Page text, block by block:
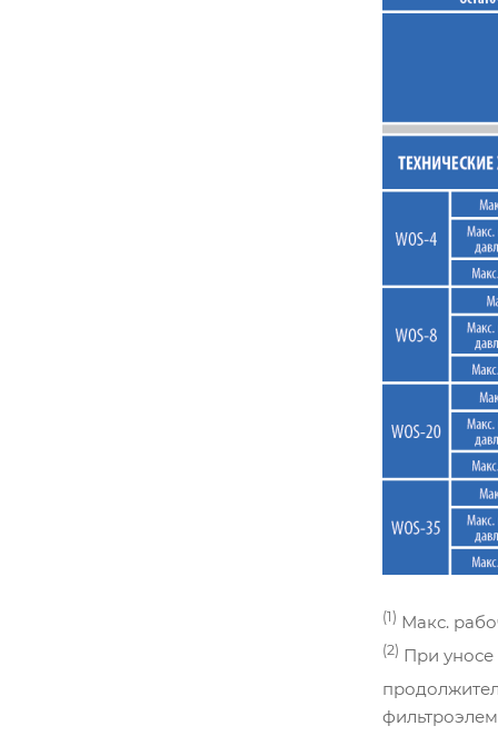
(1) Макс.
(2) При уносе